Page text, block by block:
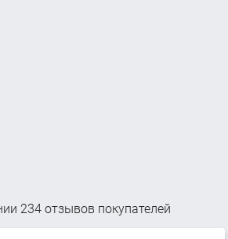
234 отзывов покупателей